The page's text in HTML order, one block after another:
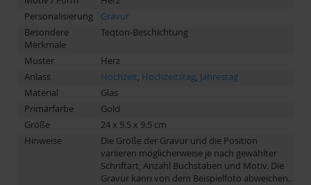
Personalisierung
Gravur
Besondere
Merkmale
Teqton-Beschichtung
Muster
Herz
Anlass
Hochzeit, Hochzeitstag, Jahrestag
Material
Glas
Primärfarbe
Gold
Größe
24 x 9.5 x 9.5 cm
Hinweise
Die Größe der Gravur und die Position
variieren möglicherweise je nach gewählter
Schriftart, Anzahl Buchstaben und Motiv. Die
Gravur kann von dem Beispielfoto abweichen.